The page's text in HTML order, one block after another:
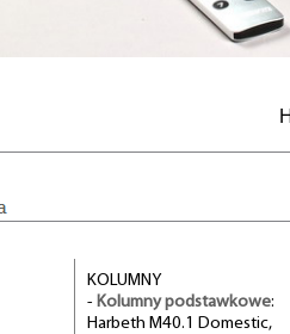
KOLUMNY
- Kolumny podstawkowe:
Harbeth M40.1 Domestic,